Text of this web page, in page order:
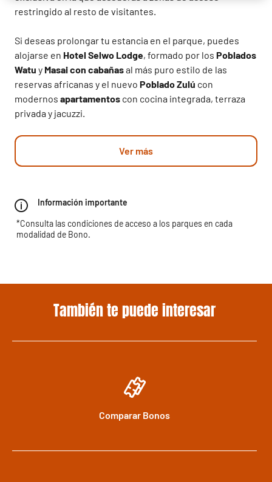
restringido al resto de visitantes.
Si deseas prolongar tu estancia en el parque, puedes
alojarse en Hotel Selwo Lodge, formado por los Poblados
Watu y Masai con cabañasal más puro estilo de las
reservas africanas y el nuevo Poblado Zulú con
modernos apartamentos con cocina integrada, terraza
privada y jacuzzi.
Ver más
Información importante
*Consulta las condiciones de acceso a los parques en cada
modalidad de Bono.
También te puede interesar
Comparar Bonos